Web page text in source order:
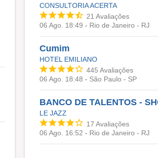
CONSULTORIA ACERTA
21 Avaliações
06 Ago. 18:49 - Rio de Janeiro - RJ
Cumim
HOTEL EMILIANO
445 Avaliações
06 Ago. 18:48 - São Paulo - SP
LE JAZZ
17 Avaliações
06 Ago. 16:52 - Rio de Janeiro - RJ